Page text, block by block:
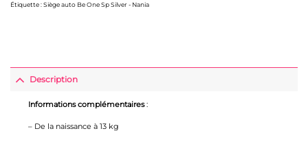
Étiquette :Siège auto Be One Sp Silver - Nania
Description
Informations complémentaires:
– De la naissance à 13 kg